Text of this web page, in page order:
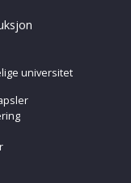
universitet